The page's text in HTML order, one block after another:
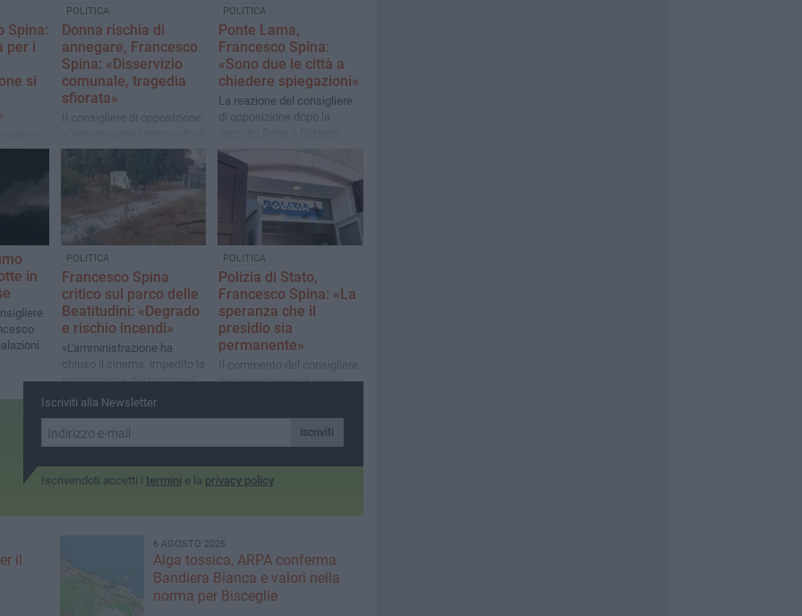
Spina:
per i
si
l'ultimo
POLITICA
Donna rischia di
annegare, Francesco
Spina: «Disservizio
comunale, tragedia
sfiorata»
Il consigliere di opposizione:
un carabiniere fuori servizio.
Accertato l'inadempimento
dell'associazione
Baywatch»
POLITICA
Ponte Lama,
Francesco Spina:
«Sono due le città a
chiedere spiegazioni»
La reazione del consigliere
di opposizione dopo la
presentata da residenti e
commercianti di Trani
in
POLITICA
Francesco Spina
critico sul parco delle
Beatitudini: «Degrado
e rischio incendi»
«L'amministrazione ha
chiuso il cinema, impedito la
realizzazione del teatro sul
bastione e abbandonato il
d'estate»
POLITICA
Polizia di Stato,
Francesco Spina: «La
speranza che il
presidio sia
permanente»
Il commento del consigliere
di opposizione sul nuovo
chi governa la città non lo
voleva»
Iscriviti alla Newsletter
Iscriviti
Iscrivendoti accetti i termini e la privacy policy
il
6 AGOSTO 2026
Alga tossica, ARPA conferma
Bandiera Bianca e valori nella
norma per Bisceglie